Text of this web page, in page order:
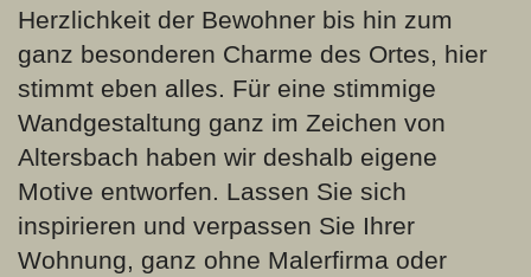
Herzlichkeit der Bewohner bis hin zum
ganz besonderen Charme des Ortes, hier
stimmt eben alles. Für eine stimmige
Wandgestaltung ganz im Zeichen von
Altersbach haben wir deshalb eigene
Motive entworfen. Lassen Sie sich
inspirieren und verpassen Sie Ihrer
Wohnung, ganz ohne Malerfirma oder